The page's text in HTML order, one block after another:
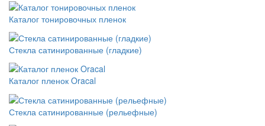
Каталог тонировочных пленок
Стекла сатинированные (гладкие)
Каталог пленок Oracal
Стекла сатинированные (рельефные)